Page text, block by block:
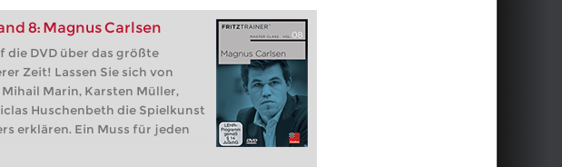
8: Magnus Carlsen
die DVD über das größte
Zeit! Lassen Sie sich von
Marin, Karsten Müller,
Huschenbeth die Spielkunst
erklären. Ein Muss für jeden